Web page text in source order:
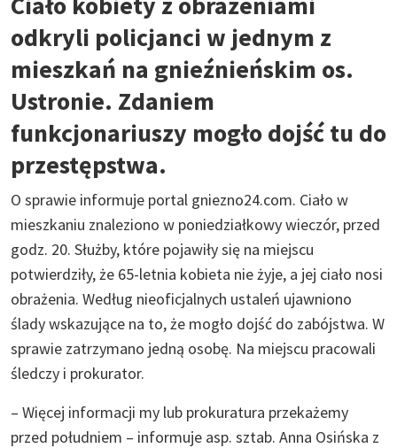
odkryli policjanci w jednym z
mieszkań na gnieźnieńskim os.
Ustronie. Zdaniem
funkcjonariuszy mogło dojść tu do
przestępstwa.
O sprawie informuje portal gniezno24.com. Ciało w
mieszkaniu znaleziono w poniedziałkowy wieczór, przed
godz. 20. Służby, które pojawiły się na miejscu
potwierdziły, że 65-letnia kobieta nie żyje, a jej ciało nosi
obrażenia. Według nieoficjalnych ustaleń ujawniono
ślady wskazujące na to, że mogło dojść do zabójstwa. W
sprawie zatrzymano jedną osobę. Na miejscu pracowali
śledczy i prokurator.
– Więcej informacji my lub prokuratura przekażemy
przed południem – informuje asp. sztab. Anna Osińska z